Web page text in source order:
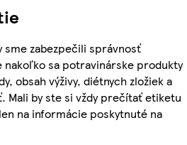
sme zabezpečili správnosť
sa potravinárske produkty
obsah výživy, diétnych zložiek a
Mali by ste si vždy prečítať etiketu
na informácie poskytnuté na